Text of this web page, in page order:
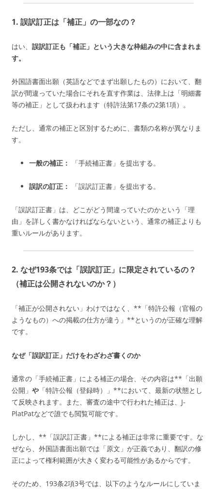
1. 誤訳訂正は「補正」の一部なの？
はい、 誤訳訂正も「補正」という大きな枠組みの中に含まれま
す。
外国語書面出願（英語などでまず出願したもの）において、翻
訳が間違っていた場合にそれを直す作業は、法律上は「明細書
等の補正」として扱われます（特許法第17条の2第1項）。
ただし、通常の補正と区別するために、書類の名称が異なりま
す。
一般の補正： 「手続補正書」を提出する。
誤訳の訂正： 「誤訳訂正書」を提出する。
「誤訳訂正書」は、どこがどう間違っていたのかという「理
由」を詳しく書かなければならないという、通常の補正よりも
重いルールがあります。
2. なぜ193条では「誤訳訂正」に限定されているの？
（補正は公開されないのか？）
「補正が公開されない」わけではなく、**「特許公報（官報の
ようなもの）への掲載の仕方が違う」**というのが正確な理解
です。
なぜ「誤訳訂正」だけをわざわざ書くのか
通常の「手続補正書」による補正の場合、その内容は**「出願
公開」 や 「特許公報（登録時）」**において、最新の状態とし
て反映されます。また、審査の途中で行われた補正は、J-
PlatPatなどで誰でも閲覧可能です。
しかし、**「誤訳訂正書」**による補正は非常に重要です。な
ぜなら、外国語書面出願では「原文」が正義であり、翻訳の修
正によって権利範囲が大きく変わる可能性があるからです。
そのため、193条2項3号では、以下のようなルールにしていま